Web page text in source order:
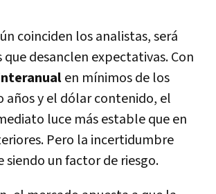
coinciden los analistas, será
que desanclen expectativas. Con
en mínimos de los
años y el dólar contenido, el
luce más estable que en
Pero la incertidumbre
siendo un factor de riesgo.